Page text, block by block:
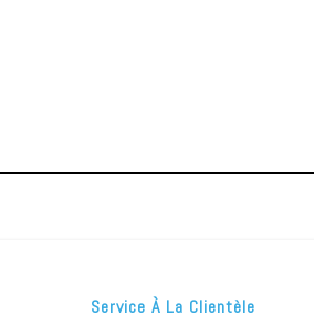
Service À La Clientèle